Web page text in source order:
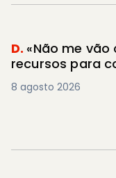
D. «Não me vão
recursos para
8 agosto 2026